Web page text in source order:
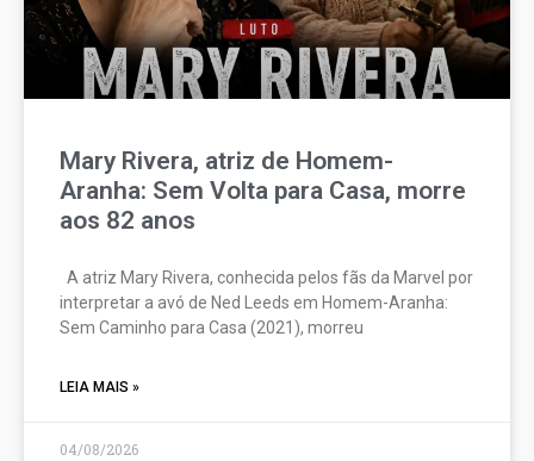
Mary Rivera, atriz de Homem-
Aranha: Sem Volta para Casa, morre
aos 82 anos
A atriz Mary Rivera, conhecida pelos fãs da Marvel por
interpretar a avó de Ned Leeds em Homem-Aranha:
Sem Caminho para Casa (2021), morreu
LEIA MAIS »
04/08/2026